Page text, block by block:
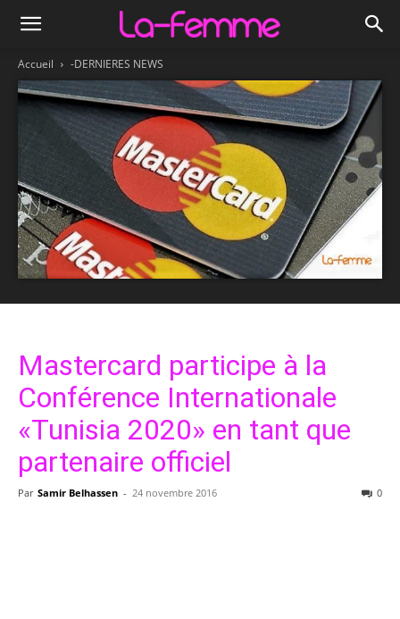
Accueil -DERNIERES NEWS
Mastercard participe à la
Conférence Internationale
«Tunisia 2020» en tant que
partenaire officiel
Par Samir Belhassen - 24 novembre 2016 0